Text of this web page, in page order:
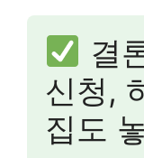
결
신청,
집도